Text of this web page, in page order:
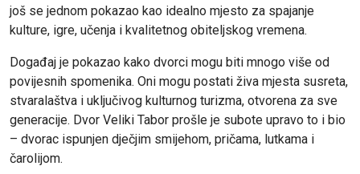
još se jednom pokazao kao idealno mjesto za spajanje
kulture, igre, učenja i kvalitetnog obiteljskog vremena.
Događaj je pokazao kako dvorci mogu biti mnogo više od
povijesnih spomenika. Oni mogu postati živa mjesta susreta,
stvaralaštva i uključivog kulturnog turizma, otvorena za sve
generacije. Dvor Veliki Tabor prošle je subote upravo to i bio
– dvorac ispunjen dječjim smijehom, pričama, lutkama i
čarolijom.